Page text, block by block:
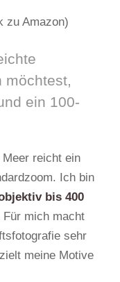
zu Amazon)
möchtest,
ein 100-
reicht ein
Ich bin
bis 400
mich macht
sehr
meine Motive